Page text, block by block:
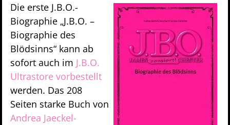
Die erste J.B.O.-
Biographie „J.B.O. –
Biographie des
Blödsinns“ kann ab
sofort auch im J.B.O.
Ultrastore vorbestellt
werden. Das 208
Seiten starke Buch von
Andrea Jaeckel-